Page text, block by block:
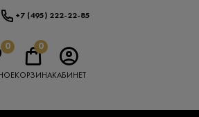
+7 (495) 222-22-85
0 0
КОРЗИНАКАБИНЕТ